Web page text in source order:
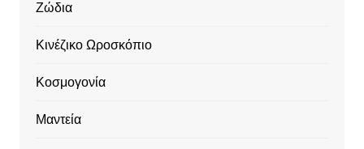
Ζώδια
Κινέζικο Ωροσκόπιο
Κοσμογονία
Μαντεία